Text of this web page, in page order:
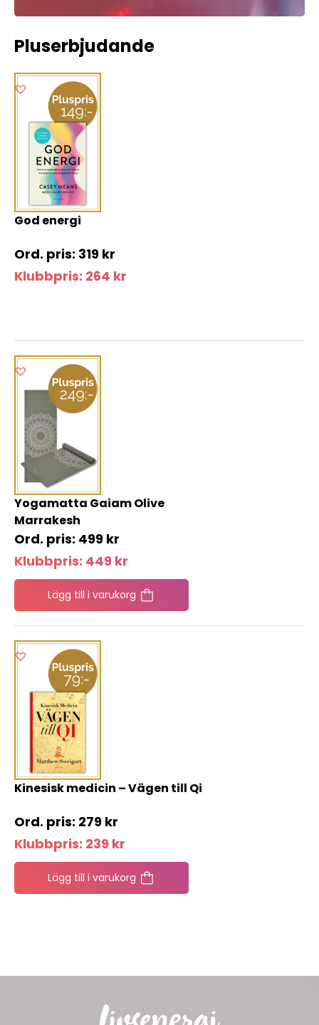
Pluserbjudande
God energi
319 kr
Klubbpris: 264 kr
Yogamatta Gaiam Olive
Marrakesh
499 kr
Klubbpris: 449 kr
Lägg till i varukorg
Kinesisk medicin – Vägen till Qi
279 kr
Klubbpris: 239 kr
Lägg till i varukorg